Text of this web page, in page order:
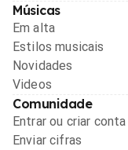
Músicas
Em alta
Estilos musicais
Novidades
Videos
Comunidade
Entrar ou criar conta
Enviar cifras